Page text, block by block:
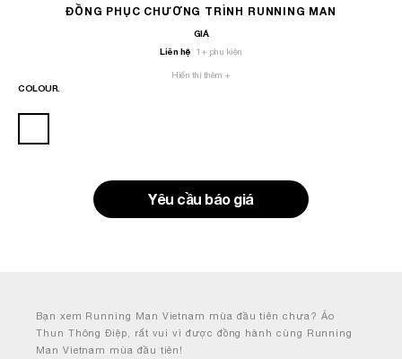
ĐỒNG PHỤC CHƯƠNG TRÌNH RUNNING MAN
GIÁ
Liên hệ
1 + phụ kiện
Hiển thị thêm +
COLOUR.
Yêu cầu báo giá
Bạn xem Running Man Vietnam mùa đầu tiên chưa? Áo
Thun Thông Điệp, rất vui vì được đồng hành cùng Running
Man Vietnam mùa đầu tiên!